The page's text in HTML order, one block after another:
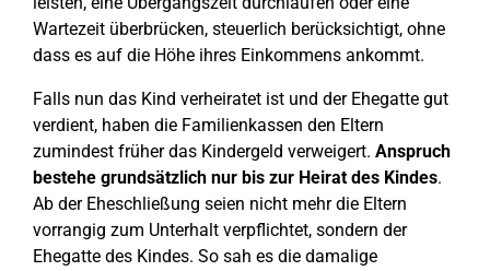
Wartezeit überbrücken, steuerlich berücksichtigt, ohne
dass es auf die Höhe ihres Einkommens ankommt.
Falls nun das Kind verheiratet ist und der Ehegatte gut
verdient, haben die Familienkassen den Eltern
zumindest früher das Kindergeld verweigert. Anspruch
bestehe grundsätzlich nur bis zur Heirat des Kindes.
Ab der Eheschließung seien nicht mehr die Eltern
vorrangig zum Unterhalt verpflichtet, sondern der
Ehegatte des Kindes. So sah es die damalige